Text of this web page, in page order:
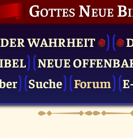
Gottes Neue
WAHRHEIT
NEUE
Suche Forum